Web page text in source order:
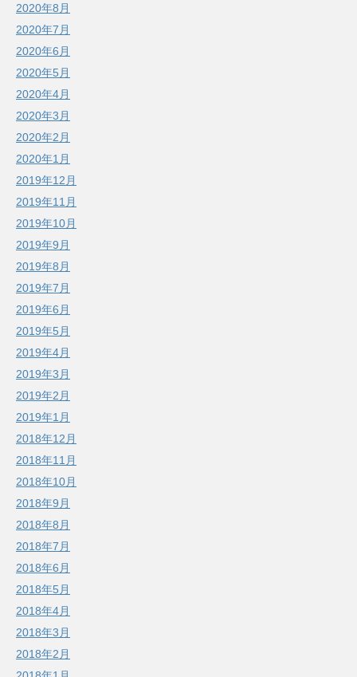
2020年8月
2020年7月
2020年6月
2020年5月
2020年4月
2020年3月
2020年2月
2020年1月
2019年12月
2019年11月
2019年10月
2019年9月
2019年8月
2019年7月
2019年6月
2019年5月
2019年4月
2019年3月
2019年2月
2019年1月
2018年12月
2018年11月
2018年10月
2018年9月
2018年8月
2018年7月
2018年6月
2018年5月
2018年4月
2018年3月
2018年2月